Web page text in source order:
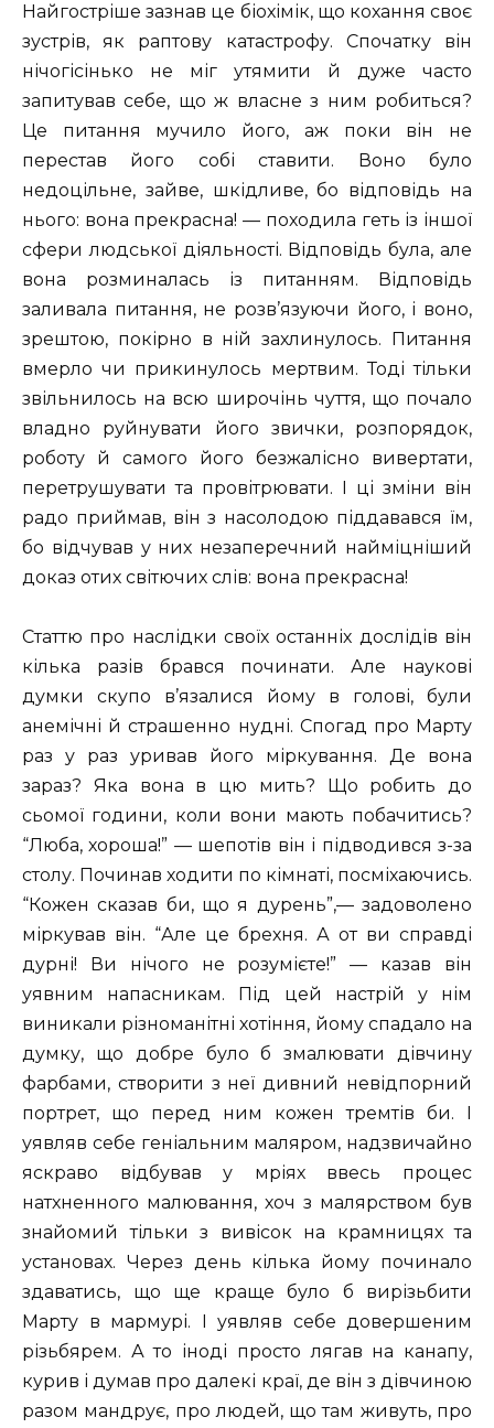
Найгостріше зазнав це біохімік, що кохання своє
зустрів, як раптову катастрофу. Спочатку він
нічогісінько не міг утямити й дуже часто
запитував себе, що ж власне з ним робиться?
Це питання мучило його, аж поки він не
перестав його собі ставити. Воно було
недоцільне, зайве, шкідливе, бо відповідь на
нього: вона прекрасна! — походила геть із іншої
сфери людської діяльності. Відповідь була, але
вона розминалась із питанням. Відповідь
заливала питання, не розв’язуючи його, і воно,
зрештою, покірно в ній захлинулось. Питання
вмерло чи прикинулось мертвим. Тоді тільки
звільнилось на всю широчінь чуття, що почало
владно руйнувати його звички, розпорядок,
роботу й самого його безжалісно вивертати,
перетрушувати та провітрювати. І ці зміни він
радо приймав, він з насолодою піддавався їм,
бо відчував у них незаперечний найміцніший
доказ отих світючих слів: вона прекрасна!
Статтю про наслідки своїх останніх дослідів він
кілька разів брався починати. Але наукові
думки скупо в’язалися йому в голові, були
анемічні й страшенно нудні. Спогад про Марту
раз у раз уривав його міркування. Де вона
зараз? Яка вона в цю мить? Що робить до
сьомої години, коли вони мають побачитись?
“Люба, хороша!” — шепотів він і підводився з-за
столу. Починав ходити по кімнаті, посміхаючись.
“Кожен сказав би, що я дурень”,— задоволено
міркував він. “Але це брехня. А от ви справді
дурні! Ви нічого не розумієте!” — казав він
уявним напасникам. Під цей настрій у нім
виникали різноманітні хотіння, йому спадало на
думку, що добре було б змалювати дівчину
фарбами, створити з неї дивний невідпорний
портрет, що перед ним кожен тремтів би. І
уявляв себе геніальним маляром, надзвичайно
яскраво відбував у мріях ввесь процес
натхненного малювання, хоч з малярством був
знайомий тільки з вивісок на крамницях та
установах. Через день кілька йому починало
здаватись, що ще краще було б вирізьбити
Марту в мармурі. І уявляв себе довершеним
різьбярем. А то іноді просто лягав на канапу,
курив і думав про далекі краї, де він з дівчиною
разом мандрує, про людей, що там живуть, про